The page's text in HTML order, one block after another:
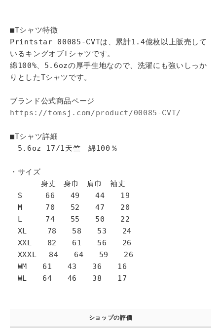
■Tシャツ特徴
Printstar 00085-CVTは、累計1.4億枚以上販売して
いるキングオブTシャツです。
綿100%、5.6ozの厚手生地なので、洗濯にも強いしっか
りとしたTシャツです。
ブランド公式商品ページ
https://tomsj.com/product/00085-CVT/
■Tシャツ詳細
5.6oz 17/1天竺 綿100％
・サイズ
身丈 身巾 肩巾 袖丈
S 66 49 44 19
M 70 52 47 20
L 74 55 50 22
XL 78 58 53 24
XXL 82 61 56 26
XXXL 84 64 59 26
WM 61 43 36 16
WL 64 46 38 17
ショップの評価